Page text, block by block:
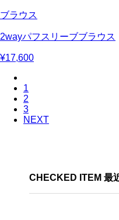
ブラウス
2wayパフスリーブブラウス
¥17,600
1
2
3
NEXT
CHECKED ITEM 最